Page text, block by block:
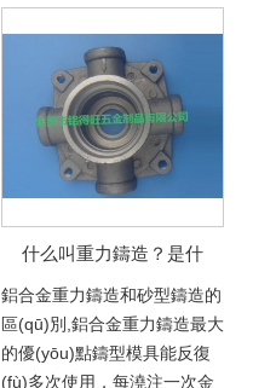
什么叫重力鑄造？是什
么？
鋁合金重力鑄造和砂型鑄造的
區(qū)別,鋁合金重力鑄造最大
的優(yōu)點鑄型模具能反復
(fù)多次使用，每澆注一次金